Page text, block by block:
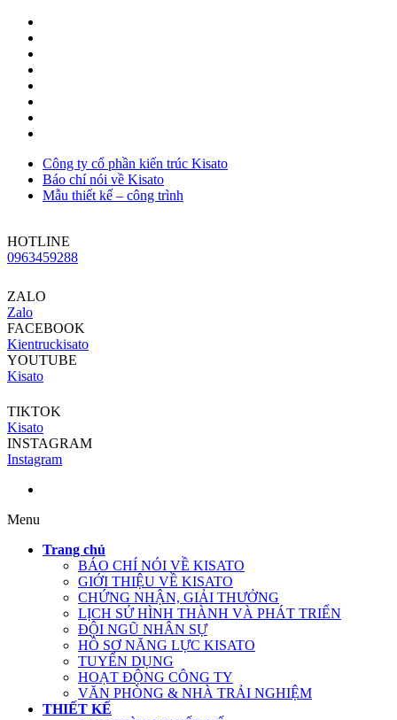
Công ty cổ phần kiến trúc Kisato
Báo chí nói về Kisato
Mẫu thiết kế – công trình
HOTLINE
0963459288
ZALO
Zalo
FACEBOOK
Kientruckisato
YOUTUBE
Kisato
TIKTOK
Kisato
INSTAGRAM
Instagram
Menu
Trang chủ
BÁO CHÍ NÓI VỀ KISATO
GIỚI THIỆU VỀ KISATO
CHỨNG NHẬN, GIẢI THƯỞNG
LỊCH SỬ HÌNH THÀNH VÀ PHÁT TRIỂN
ĐỘI NGŨ NHÂN SỰ
HỒ SƠ NĂNG LỰC KISATO
TUYỂN DỤNG
HOẠT ĐỘNG CÔNG TY
VĂN PHÒNG & NHÀ TRẢI NGHIỆM
THIẾT KẾ